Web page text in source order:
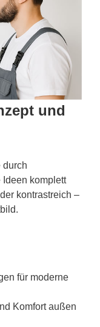
und
durch
komplett
kontrastreich –
für moderne
Komfort außen